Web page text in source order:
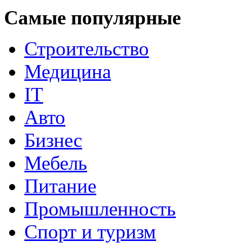
Самые популярные
Строительство
Медицина
IT
Авто
Бизнес
Мебель
Питание
Промышленность
Спорт и туризм